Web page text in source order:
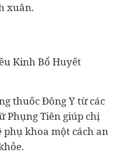
xuân.
Kinh Bổ Huyết
thuốc Đông Y từ các
Phụng Tiên giúp chị
phụ khoa một cách an